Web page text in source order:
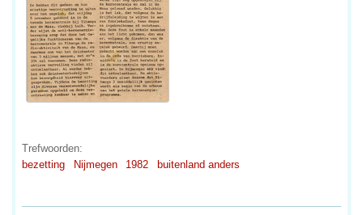
Trefwoorden:
bezetting
Nijmegen 1982 buitenland anders